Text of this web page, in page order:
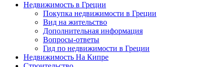
Недвижимость в Греции
Покупка недвижимости в Греции
Вид на жительство
Дополнительная информация
Вопросы-ответы
Гид по недвижимости в Греции
Недвижимость На Кипре